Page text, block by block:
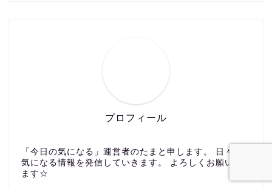
プロフィール
「今日の気になる」運営者のたまと申します。 日々の
気になる情報を発信していきます。 よろしくお願いし
ます☆